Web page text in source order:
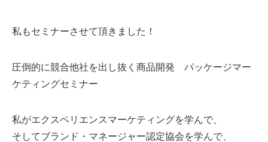
私もセミナーさせて頂きました！
圧倒的に競合他社を出し抜く商品開発 パッケージマー
ケティングセミナー
私がエクスペリエンスマーケティングを学んで、
そしてブランド・マネージャー認定協会を学んで、